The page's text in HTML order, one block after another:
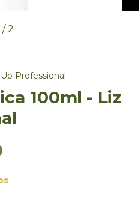
/2
Professional
100ml - Liz